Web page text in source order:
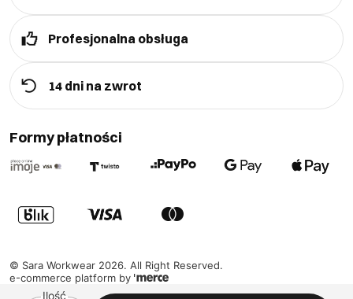
Ilość
Profesjonalna obsługa
14 dni na zwrot
Formy płatności
© Sara Workwear 2026. All Right Reserved.
e-commerce platform by